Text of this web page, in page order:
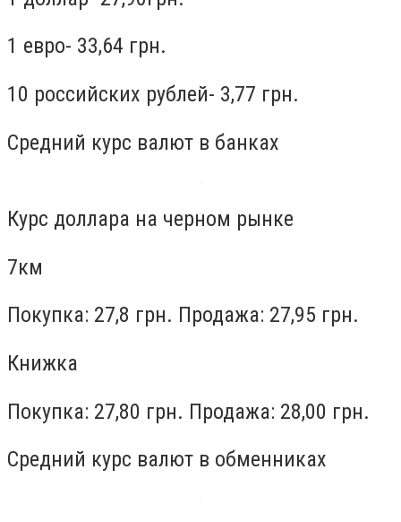
1 евро- 33,64 грн.
10 российских рублей- 3,77 грн.
Средний курс валют в банках
Курс доллара на черном рынке
7км
Покупка: 27,8 грн. Продажа: 27,95 грн.
Книжка
Покупка: 27,80 грн. Продажа: 28,00 грн.
Средний курс валют в обменниках